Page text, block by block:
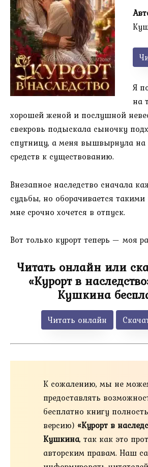
Я
на
хорошей женой и послушной
свекровь подыскала сыночку
спутницу, а меня вышвырнула на
средств к существованию.
Внезапное наследство сначала
судьбы, но оборачивается
мне срочно хочется в отпуск.
Вот только курорт теперь — моя
Читать онлайн или
«Курорт в
Кушкина
Читать онлайн
К сожалению, мы не
предоставлять
бесплатно книгу
версию) «Курорт в
Кушкина, так как это
авторским правам. Наш